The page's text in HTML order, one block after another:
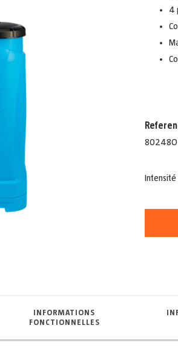
4
80248O
INFORMATIONS
FONCTIONNELLES